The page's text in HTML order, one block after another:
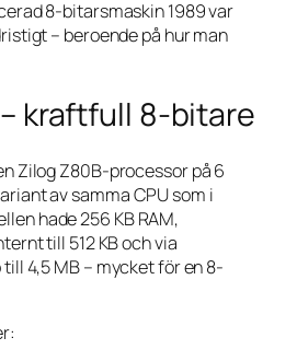
8-bitarsmaskin 1989 var
– beroende på hur man
kraftfull 8-bitare
Zilog Z80B-processor på 6
av samma CPU som i
hade 256 KB RAM,
till 512 KB och via
4,5 MB – mycket för en 8-